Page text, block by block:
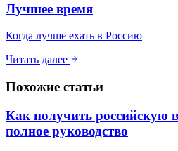
Лучшее время
Когда лучше ехать в Россию
Читать далее
Похожие статьи
Как получить российскую
полное руководство